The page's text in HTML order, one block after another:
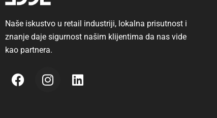
Naše iskustvo u retail industriji, lokalna prisutnost i
znanje daje sigurnost našim klijentima da nas vide
kao partnera.